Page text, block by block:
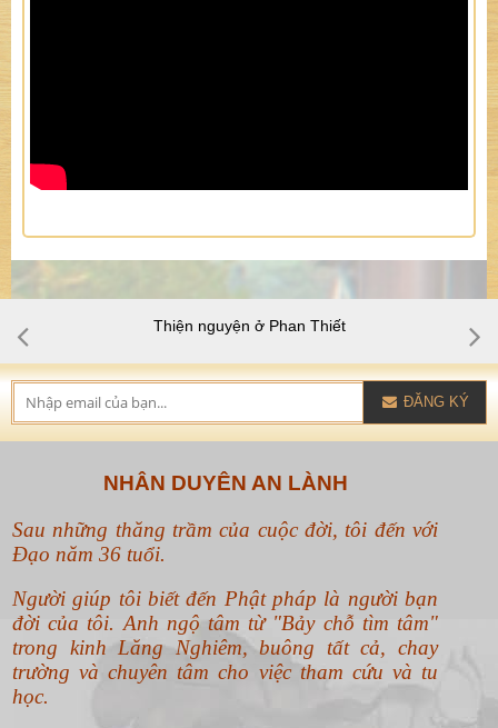
Thiện nguyện ở Phan Thiết
ĐĂNG KÝ
NHÂN DUYÊN AN LÀNH
Sau những thăng trầm của cuộc đời, tôi đến với
Đạo năm 36 tuổi.
Người giúp tôi biết đến Phật pháp là người bạn
đời của tôi. Anh ngộ tâm từ "Bảy chỗ tìm tâm"
trong kinh Lăng Nghiêm, buông tất cả, chay
trường và chuyên tâm cho việc tham cứu và tu
học.